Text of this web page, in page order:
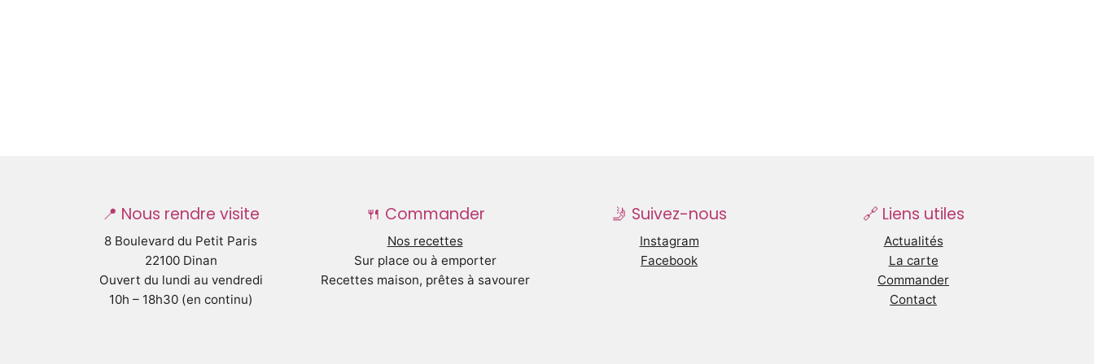
📍 Nous rendre visite
8 Boulevard du Petit Paris
22100 Dinan
Ouvert du lundi au vendredi
10h – 18h30 (en continu)
🍴 Commander
Nos recettes
Sur place ou à emporter
Recettes maison, prêtes à savourer
🤳 Suivez-nous
Instagram
Facebook
🔗 Liens utiles
Actualités
La carte
Commander
Contact